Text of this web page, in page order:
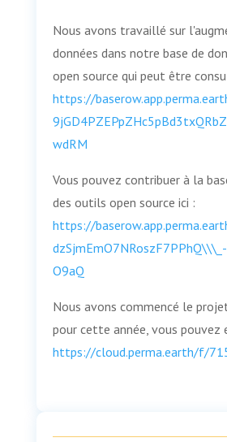
Nous avons travaillé sur
données dans notre base de
open source qui peut être
https://
wdRM
Vous pouvez contribuer à la
des outils open source ici :
https://
O9aQ
Nous avons commencé le
pour cette année, vous pouvez
https://cloud.perma.earth/f/